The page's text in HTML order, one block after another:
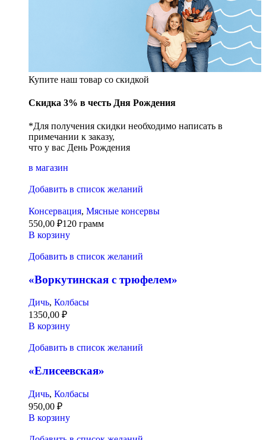
Купите наш товар со скидкой
Скидка 3% в честь Дня Рождения
*Для получения скидки необходимо написать в
примечании к заказу,
что у вас День Рождения
в магазин
Добавить в список желаний
Консервация, Мясные консервы
550,00 ₽120 грамм
В корзину
Добавить в список желаний
«Воркутинская с трюфелем»
Дичь, Колбасы
1350,00 ₽
В корзину
Добавить в список желаний
«Елисеевская»
Дичь, Колбасы
950,00 ₽
В корзину